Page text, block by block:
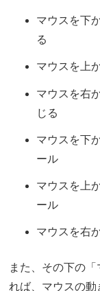
マウスを下
る
マウスを上
マウスを右
じる
マウスを下
ール
マウスを上
ール
マウスを右
また、その下の
れば、マウスの